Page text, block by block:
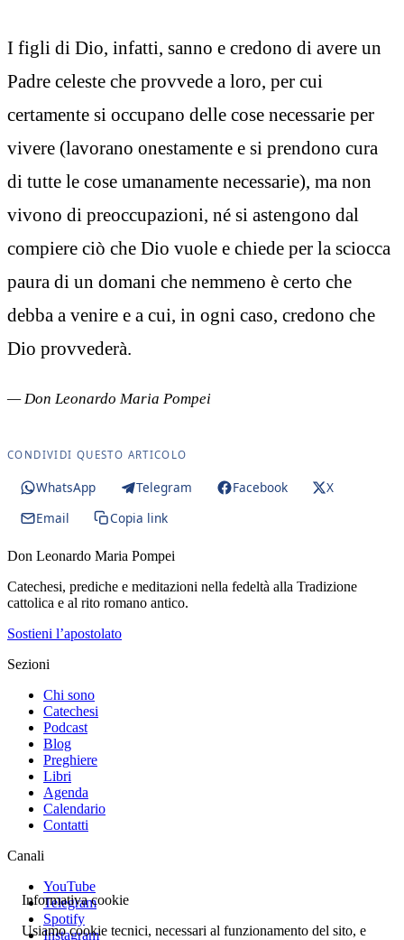
I figli di Dio, infatti, sanno e credono di avere un
Padre celeste che provvede a loro, per cui
certamente si occupano delle cose necessarie per
vivere (lavorano onestamente e si prendono cura
di tutte le cose umanamente necessarie), ma non
vivono di preoccupazioni, né si astengono dal
compiere ciò che Dio vuole e chiede per la sciocca
paura di un domani che nemmeno è certo che
debba a venire e a cui, in ogni caso, credono che
Dio provvederà.
— Don Leonardo Maria Pompei
CONDIVIDI QUESTO ARTICOLO
WhatsApp Telegram Facebook
X
Email
Copia link
Don Leonardo Maria Pompei
Catechesi, prediche e meditazioni nella fedeltà alla Tradizione
cattolica e al rito romano antico.
Sostieni l’apostolato
Sezioni
Chi sono
Catechesi
Podcast
Blog
Preghiere
Libri
Agenda
Calendario
Contatti
Canali
YouTube
Telegram
Spotify
Instagram
Informativa cookie
Usiamo cookie tecnici, necessari al funzionamento del sito, e